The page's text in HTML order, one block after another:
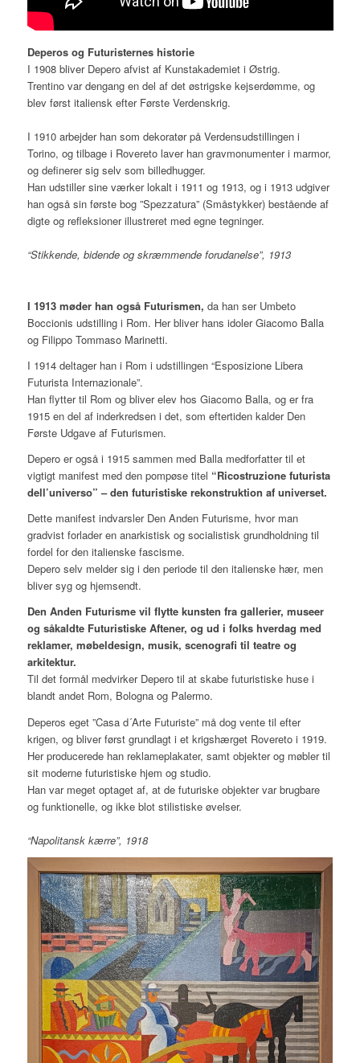
Deperos og Futuristernes historie
I 1908 bliver Depero afvist af Kunstakademiet i Østrig.
Trentino var dengang en del af det østrigske kejserdømme, og
blev først italiensk efter Første Verdenskrig.
I 1910 arbejder han som dekoratør på Verdensudstillingen i
Torino, og tilbage i Rovereto laver han gravmonumenter i marmor,
og definerer sig selv som billedhugger.
Han udstiller sine værker lokalt i 1911 og 1913, og i 1913 udgiver
han også sin første bog ”Spezzatura” (Småstykker) bestående af
digte og refleksioner illustreret med egne tegninger.
“Stikkende, bidende og skræmmende forudanelse”, 1913
I 1913 møder han også Futurismen, da han ser Umbeto
Boccionis udstilling i Rom. Her bliver hans idoler Giacomo Balla
og Filippo Tommaso Marinetti.
I 1914 deltager han i Rom i udstillingen “Esposizione Libera
Futurista Internazionale”.
Han flytter til Rom og bliver elev hos Giacomo Balla, og er fra
1915 en del af inderkredsen i det, som eftertiden kalder Den
Første Udgave af Futurismen.
Depero er også i 1915 sammen med Balla medforfatter til et
vigtigt manifest med den pompøse titel “Ricostruzione futurista
dell’universo” – den futuristiske rekonstruktion af universet.
Dette manifest indvarsler Den Anden Futurisme, hvor man
gradvist forlader en anarkistisk og socialistisk grundholdning til
fordel for den italienske fascisme.
Depero selv melder sig i den periode til den italienske hær, men
bliver syg og hjemsendt.
Den Anden Futurisme vil flytte kunsten fra gallerier, museer
og såkaldte Futuristiske Aftener, og ud i folks hverdag med
reklamer, møbeldesign, musik, scenografi til teatre og
arkitektur.
Til det formål medvirker Depero til at skabe futuristiske huse i
blandt andet Rom, Bologna og Palermo.
Deperos eget ”Casa d´Arte Futuriste” må dog vente til efter
krigen, og bliver først grundlagt i et krigshærget Rovereto i 1919.
Her producerede han reklameplakater, samt objekter og møbler til
sit moderne futuristiske hjem og studio.
Han var meget optaget af, at de futuriske objekter var brugbare
og funktionelle, og ikke blot stilistiske øvelser.
“Napolitansk kærre”, 1918